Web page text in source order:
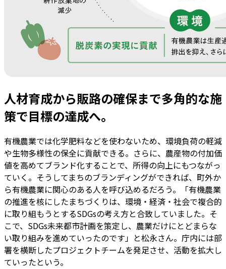
人材育成から販路の確保まで多角的な施
策で目標の達成へ。
有機農業では化学肥料などを使わないため、環境負荷の軽減
や生物多様性の保全に貢献できる。さらに、農産物の付加価
値を高めてブランド化することで、所得の向上にもつながっ
ていく。そうしてまちのブランディングができれば、町外か
ら有機農業に関心のある人を呼び込めるだろう。「有機農業
の推進を核にしたまちづくりは、環境・経済・社会で複合的
に取り組もうとするSDGsの考え方と合致していました。そ
こで、SDGs未来都市計画を策定し、農業だけにとどまらな
い取り組みを進めていったのです」と松永さん。庁内には部
署を横断したプロジェクトチームを発足させ、活動を拡大し
ていったという。